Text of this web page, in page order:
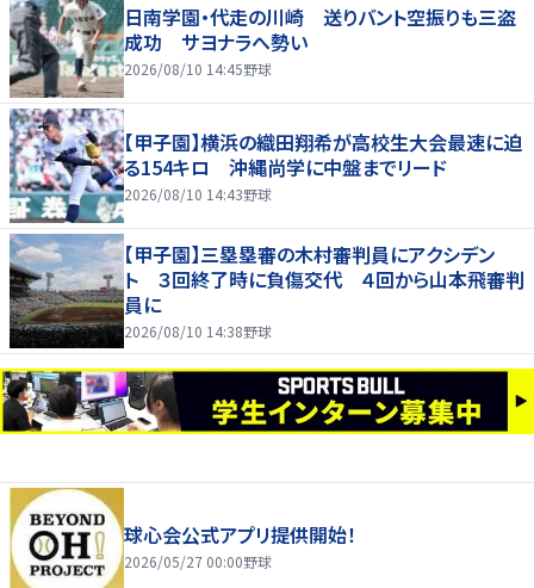
日南学園・代走の川崎 送りバント空振りも三盗
成功 サヨナラへ勢い
2026/08/10 14:45野球
【甲子園】横浜の織田翔希が高校生大会最速に迫
る154キロ 沖縄尚学に中盤までリード
2026/08/10 14:43野球
【甲子園】三塁塁審の木村審判員にアクシデン
ト ３回終了時に負傷交代 ４回から山本飛審判
員に
2026/08/10 14:38野球
球心会公式アプリ提供開始！
2026/05/27 00:00野球